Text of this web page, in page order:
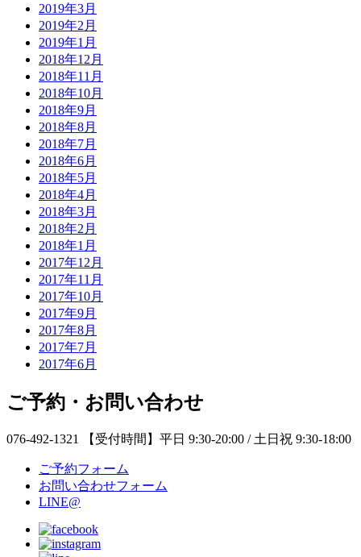
2019年3月
2019年2月
2019年1月
2018年12月
2018年11月
2018年10月
2018年9月
2018年8月
2018年7月
2018年6月
2018年5月
2018年4月
2018年3月
2018年2月
2018年1月
2017年12月
2017年11月
2017年10月
2017年9月
2017年8月
2017年7月
2017年6月
ご予約・お問い合わせ
076-492-1321 【受付時間】平日 9:30-20:00 / 土日祝 9:30-18:00
ご予約フォーム
お問い合わせフォーム
LINE@